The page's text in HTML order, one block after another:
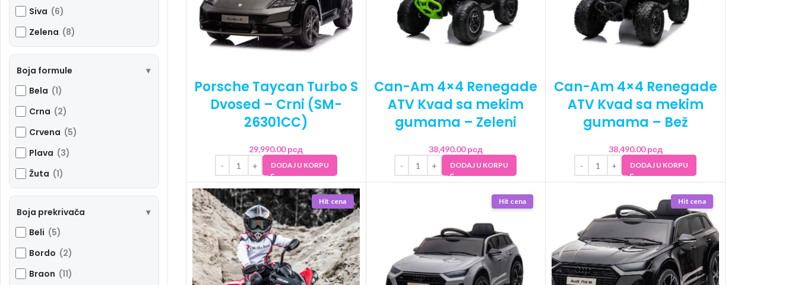
Siva (6)
Zelena (8)
Boja formule
Bela (1)
Crna (2)
Crvena (5)
Plava (3)
Žuta (1)
Boja prekrivača
Beli (5)
Bordo (2)
Braon (11)
Porsche Taycan Turbo S
Dvosed – Crni (SM-
26301CC)
29,990.00рсд
DODAJ U KORPU
Can-Am 4×4 Renegade
ATV Kvad sa mekim
gumama – Zeleni
38,490.00рсд
DODAJ U KORPU
Can-Am 4×4 Renegade
ATV Kvad sa mekim
gumama – Bež
38,490.00рсд
DODAJ U KORPU
Hit cena Hit cena Hit cena